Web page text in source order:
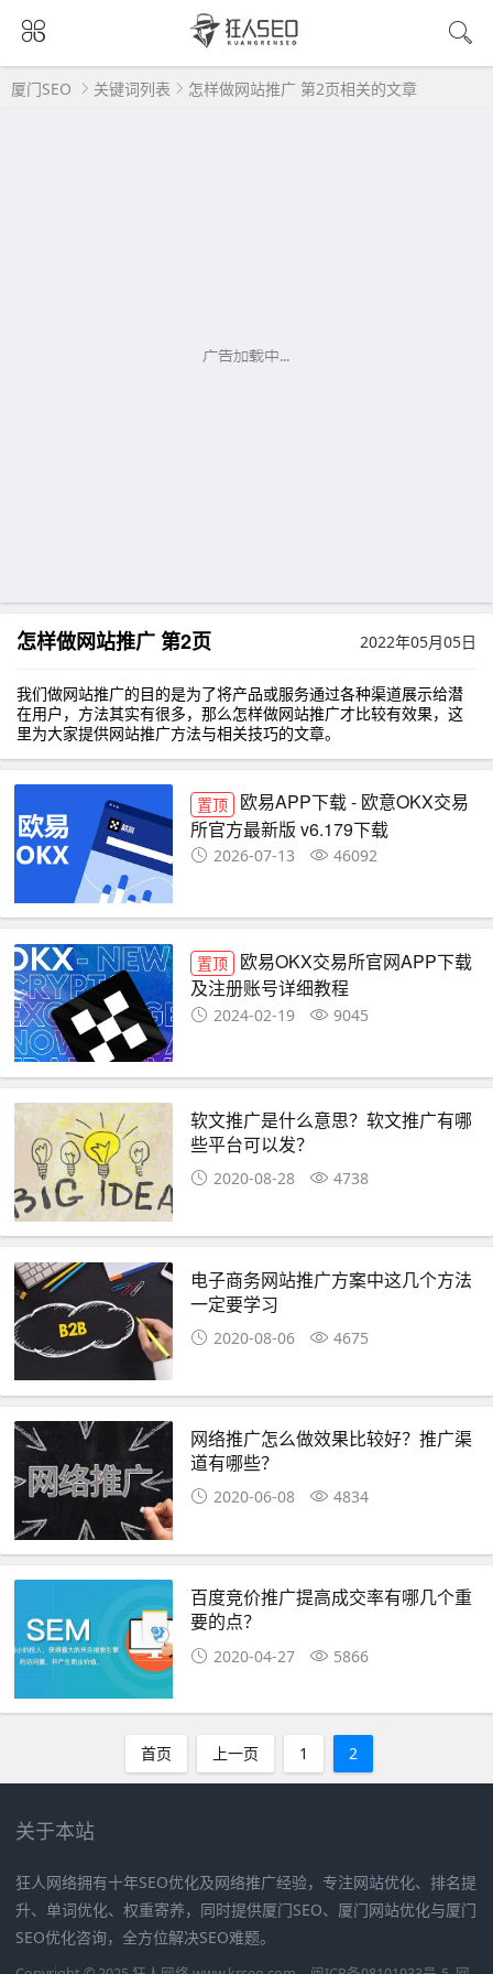
厦门SEO 关键词列表 怎样做网站推广 第2页相关的文章
怎样做网站推广 第2页 2022年05月05日
我们做网站推广的目的是为了将产品或服务通过各种渠道展示给潜
在用户，方法其实有很多，那么怎样做网站推广才比较有效果，这
里为大家提供网站推广方法与相关技巧的文章。
置顶 欧易APP下载 - 欧意OKX交易
所官方最新版 v6.179下载
2026-07-13 46092
置顶 欧易OKX交易所官网APP下载
及注册账号详细教程
2024-02-19 9045
软文推广是什么意思？软文推广有哪
些平台可以发？
2020-08-28 4738
电子商务网站推广方案中这几个方法
一定要学习
2020-08-06 4675
网络推广怎么做效果比较好？推广渠
道有哪些？
2020-06-08 4834
百度竞价推广提高成交率有哪几个重
要的点？
2020-04-27 5866
首页 上一页 1 2
关于本站
狂人网络拥有十年SEO优化及网络推广经验，专注网站优化、排名提
升、单词优化、权重寄养，同时提供厦门SEO、厦门网站优化与厦门
SEO优化咨询，全方位解决SEO难题。